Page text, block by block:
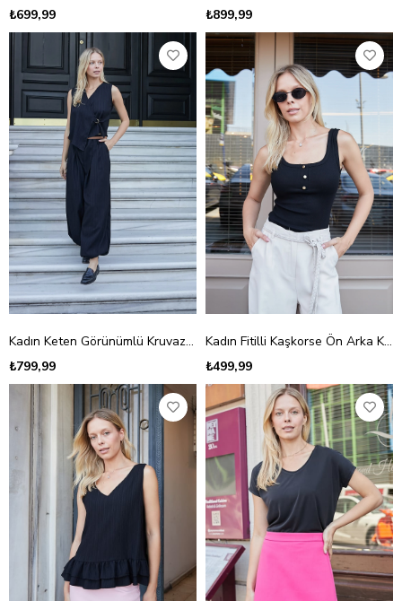
₺699,99
₺899,99
Kadın Keten Görünümlü Kruvaze Kolsuz D Tokalı Yelek Bluz-Siyah
₺799,99
Kadın Fitilli Kaşkorse Ön Arka Kare Yaka Patlı Body Bluz-Siyah
₺499,99